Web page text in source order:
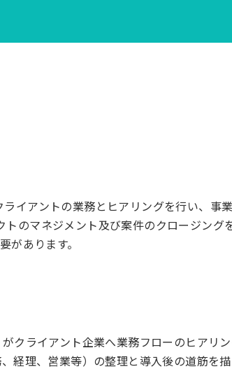
イアントの業務とヒアリングを行い、事
のマネジメント及び案件のクロージン
あります。
クライアント企業へ業務フローのヒアリ
経理、営業等）の整理と導入後の道筋を描